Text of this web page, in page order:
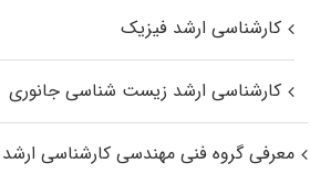
کارشناسی ارشد فیزیک
کارشناسی ارشد زیست‌ شناسی جانوری
معرفی گروه فنی مهندسی کارشناسی ارشد